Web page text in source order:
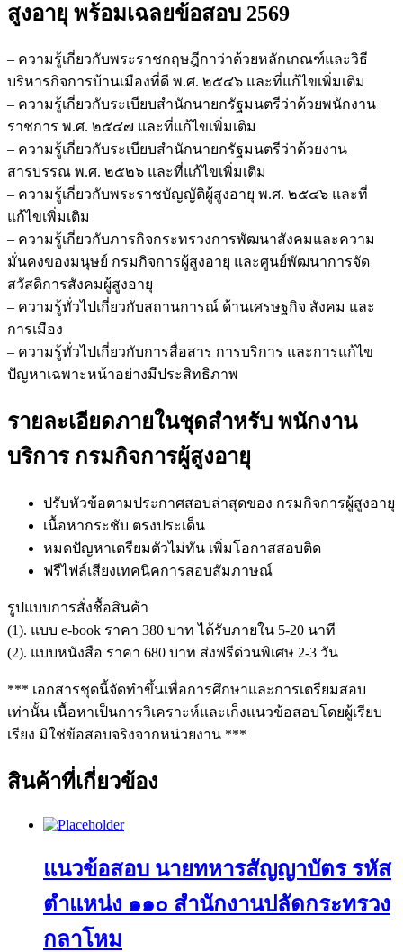
สูงอายุ พร้อมเฉลยข้อสอบ 2569
– ความรู้เกี่ยวกับพระราชกฤษฎีกาว่าด้วยหลักเกณฑ์และวิธี
บริหารกิจการบ้านเมืองที่ดี พ.ศ. ๒๕๔๖ และที่แก้ไขเพิ่มเติม
– ความรู้เกี่ยวกับระเบียบสำนักนายกรัฐมนตรีว่าด้วยพนักงาน
ราชการ พ.ศ. ๒๕๔๗ และที่แก้ไขเพิ่มเติม
– ความรู้เกี่ยวกับระเบียบสำนักนายกรัฐมนตรีว่าด้วยงาน
สารบรรณ พ.ศ. ๒๕๒๖ และที่แก้ไขเพิ่มเติม
– ความรู้เกี่ยวกับพระราชบัญญัติผู้สูงอายุ พ.ศ. ๒๕๔๖ และที่
แก้ไขเพิ่มเติม
– ความรู้เกี่ยวกับภารกิจกระทรวงการพัฒนาสังคมและความ
มั่นคงของมนุษย์ กรมกิจการผู้สูงอายุ และศูนย์พัฒนาการจัด
สวัสดิการสังคมผู้สูงอายุ
– ความรู้ทั่วไปเกี่ยวกับสถานการณ์ ด้านเศรษฐกิจ สังคม และ
การเมือง
– ความรู้ทั่วไปเกี่ยวกับการสื่อสาร การบริการ และการแก้ไข
ปัญหาเฉพาะหน้าอย่างมีประสิทธิภาพ
รายละเอียดภายในชุดสำหรับ พนักงาน
บริการ กรมกิจการผู้สูงอายุ
ปรับหัวข้อตามประกาศสอบล่าสุดของ กรมกิจการผู้สูงอายุ
เนื้อหากระชับ ตรงประเด็น
หมดปัญหาเตรียมตัวไม่ทัน เพิ่มโอกาสสอบติด
ฟรีไฟล์เสียงเทคนิคการสอบสัมภาษณ์
รูปแบบการสั่งชื้อสินค้า
(1). แบบ e-book ราคา 380 บาท ได้รับภายใน 5-20 นาที
(2). แบบหนังสือ ราคา 680 บาท ส่งฟรีด่วนพิเศษ 2-3 วัน
*** เอกสารชุดนี้จัดทำขึ้นเพื่อการศึกษาและการเตรียมสอบ
เท่านั้น เนื้อหาเป็นการวิเคราะห์และเก็งแนวข้อสอบโดยผู้เรียบ
เรียง มิใช่ข้อสอบจริงจากหน่วยงาน ***
สินค้าที่เกี่ยวข้อง
แนวข้อสอบ นายทหารสัญญาบัตร รหัส
ตำแหน่ง ๑๑๐ สำนักงานปลัดกระทรวง
กลาโหม